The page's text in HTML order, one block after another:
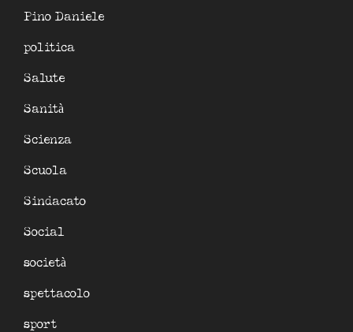
Pino Daniele
politica
Salute
Sanità
Scienza
Scuola
Sindacato
Social
società
spettacolo
sport